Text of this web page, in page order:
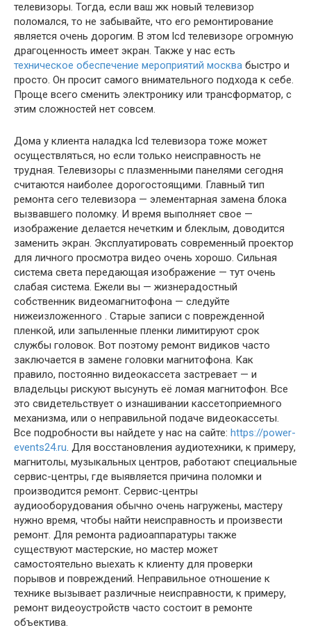
телевизоры. Тогда, если ваш жк новый телевизор
поломался, то не забывайте, что его ремонтирование
является очень дорогим. В этом lcd телевизоре огромную
драгоценность имеет экран. Также у нас есть
техническое обеспечение мероприятий москва быстро и
просто. Он просит самого внимательного подхода к себе.
Проще всего сменить электронику или трансформатор, с
этим сложностей нет совсем.
Дома у клиента наладка lcd телевизора тоже может
осуществляться, но если только неисправность не
трудная. Телевизоры с плазменными панелями сегодня
считаются наиболее дорогостоящими. Главный тип
ремонта сего телевизора — элементарная замена блока
вызвавшего поломку. И время выполняет свое —
изображение делается нечетким и блеклым, доводится
заменить экран. Эксплуатировать современный проектор
для личного просмотра видео очень хорошо. Сильная
система света передающая изображение — тут очень
слабая система. Ежели вы — жизнерадостный
собственник видеомагнитофона — следуйте
нижеизложенного . Старые записи с поврежденной
пленкой, или запыленные пленки лимитируют срок
службы головок. Вот поэтому ремонт видиков часто
заключается в замене головки магнитофона. Как
правило, постоянно видеокассета застревает — и
владельцы рискуют высунуть её ломая магнитофон. Все
это свидетельствует о изнашивании кассетоприемного
механизма, или о неправильной подаче видеокассеты.
Все подробности вы найдете у нас на сайте: https://power-
events24.ru. Для восстановления аудиотехники, к примеру,
магнитолы, музыкальных центров, работают специальные
сервис-центры, где выявляется причина поломки и
производится ремонт. Сервис-центры
аудиооборудования обычно очень нагружены, мастеру
нужно время, чтобы найти неисправность и произвести
ремонт. Для ремонта радиоаппаратуры также
существуют мастерские, но мастер может
самостоятельно выехать к клиенту для проверки
порывов и повреждений. Неправильное отношение к
технике вызывает различные неисправности, к примеру,
ремонт видеоустройств часто состоит в ремонте
объектива.